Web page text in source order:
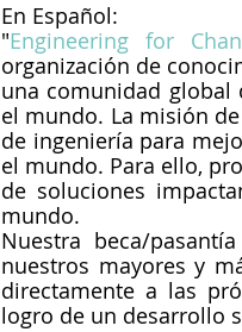
En Español:
"Engineering for
organización de
una comunidad global
el mundo. La misión
de ingeniería para
el mundo. Para ello,
de soluciones
mundo.
Nuestra beca/
nuestros mayores y
directamente a las
logro de un desarrollo